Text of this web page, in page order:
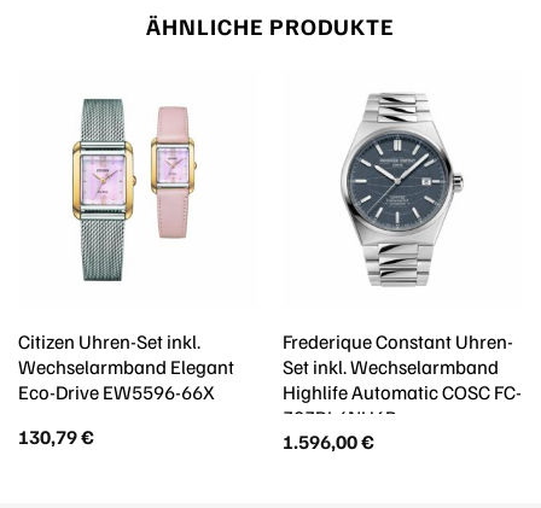
ÄHNLICHE PRODUKTE
Citizen Uhren-Set inkl.
Wechselarmband Elegant
Eco-Drive EW5596-66X
130,79€
Frederique Constant Uhren-
Set inkl. Wechselarmband
Highlife Automatic COSC FC-
303BL4NH6B
1.596,00€